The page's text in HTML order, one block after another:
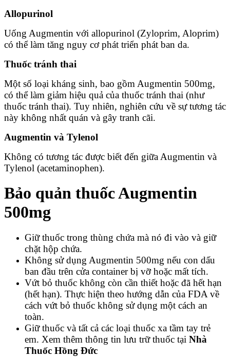
Allopurinol
Uống Augmentin với allopurinol (Zyloprim, Aloprim)
có thể làm tăng nguy cơ phát triển phát ban da.
Thuốc tránh thai
Một số loại kháng sinh, bao gồm Augmentin 500mg,
có thể làm giảm hiệu quả của thuốc tránh thai (như
thuốc tránh thai). Tuy nhiên, nghiên cứu về sự tương tác
này không nhất quán và gây tranh cãi.
Augmentin và Tylenol
Không có tương tác được biết đến giữa Augmentin và
Tylenol (acetaminophen).
Bảo quản thuốc Augmentin
500mg
Giữ thuốc trong thùng chứa mà nó đi vào và giữ
chặt hộp chứa.
Không sử dụng Augmentin 500mg nếu con dấu
ban đầu trên cửa container bị vỡ hoặc mất tích.
Vứt bỏ thuốc không còn cần thiết hoặc đã hết hạn
(hết hạn). Thực hiện theo hướng dẫn của FDA về
cách vứt bỏ thuốc không sử dụng một cách an
toàn.
Giữ thuốc và tất cả các loại thuốc xa tầm tay trẻ
em. Xem thêm thông tin lưu trữ thuốc tại Nhà
Thuốc Hồng Đức